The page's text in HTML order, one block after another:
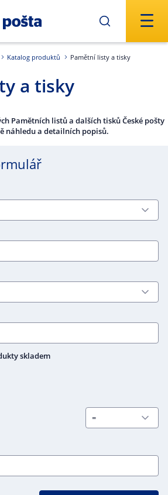
Katalog produktů Pamětní listy a tisky
a tisky
Pamětních listů a dalších tisků České pošty
náhledu a detailních popisů.
skladem